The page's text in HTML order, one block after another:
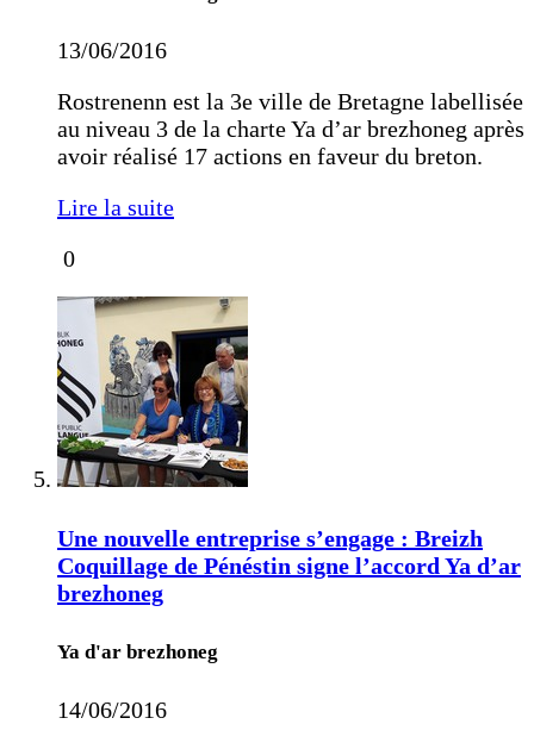
13/06/2016
Rostrenenn est la 3e ville de Bretagne labellisée
au niveau 3 de la charte Ya d’ar brezhoneg après
avoir réalisé 17 actions en faveur du breton.
Lire la suite
0
Une nouvelle entreprise s’engage : Breizh
Coquillage de Pénéstin signe l’accord Ya d’ar
brezhoneg
Ya d'ar brezhoneg
14/06/2016